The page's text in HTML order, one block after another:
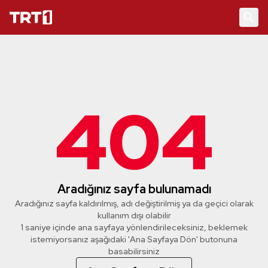
404
Aradığınız sayfa bulunamadı
Aradığınız sayfa kaldırılmış, adı değiştirilmiş ya da geçici olarak
kullanım dışı olabilir
1 saniye içinde ana sayfaya yönlendirileceksiniz, beklemek
istemiyorsanız aşağıdaki 'Ana Sayfaya Dön' butonuna
basabilirsiniz